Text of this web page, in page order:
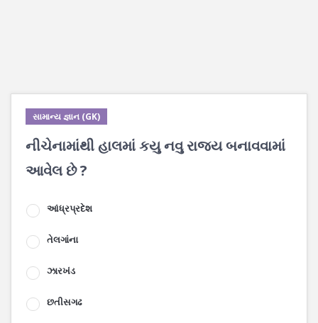
સામાન્ય જ્ઞાન (GK)
નીચેનામાંથી હાલમાં કયુ નવુ રાજય બનાવવામાં
આવેલ છે ?
આંધ્રપ્રદેશ
તેલગાંના
ઝારખંડ
છતીસગઢ